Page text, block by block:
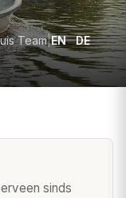
Team|EN DE
sinds